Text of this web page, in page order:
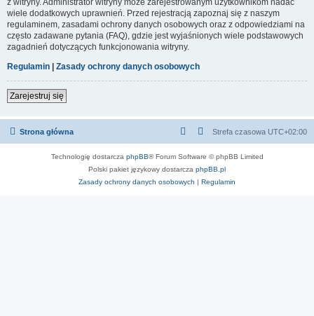
wiele dodatkowych uprawnień. Przed rejestracją zapoznaj się z naszym
regulaminem, zasadami ochrony danych osobowych oraz z odpowiedziami na
często zadawane pytania (FAQ), gdzie jest wyjaśnionych wiele podstawowych
zagadnień dotyczących funkcjonowania witryny.
Regulamin | Zasady ochrony danych osobowych
Zarejestruj się
Strona główna Strefa czasowa UTC+02:00
Technologię dostarcza phpBB® Forum Software © phpBB Limited
Polski pakiet językowy dostarcza phpBB.pl
Zasady ochrony danych osobowych | Regulamin